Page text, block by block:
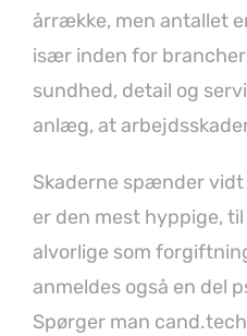
årrække, men antallet
især inden for
sundhed, detail og
anlæg, at
Skaderne spænder
er den mest hyppige,
alvorlige som
anmeldes også en del
Spørger man